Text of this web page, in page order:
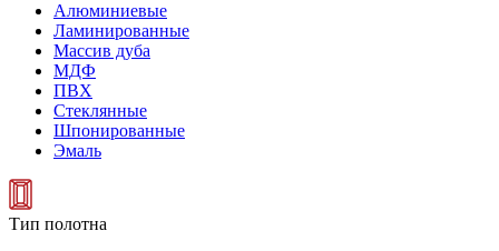
Алюминиевые
Ламинированные
Массив дуба
МДФ
ПВХ
Стеклянные
Шпонированные
Эмаль
Тип полотна